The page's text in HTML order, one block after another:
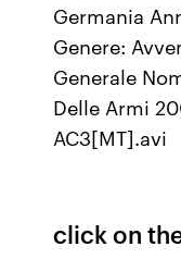
Germania
Genere:
Generale
Delle Armi
AC3[MT].avi
click on